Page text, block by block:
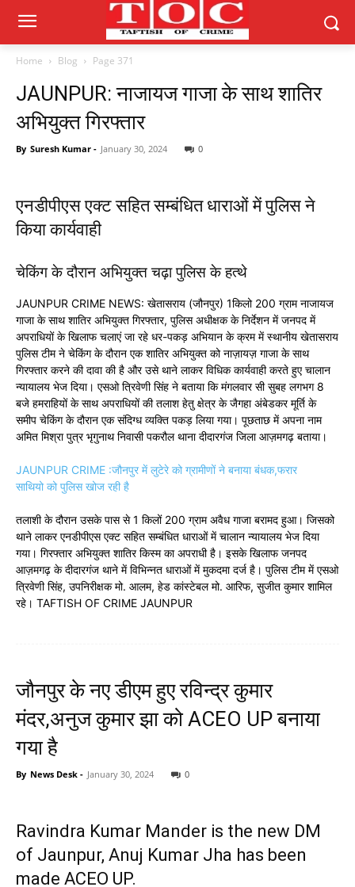
Home Blog Page 371
JAUNPUR: नाजायज गाजा के साथ शातिर
अभियुक्त गिरफ्तार
By Suresh Kumar - January 30, 2024 0
एनडीपीएस एक्ट सहित सम्बंधित धाराओं में पुलिस ने
किया कार्यवाही
चेकिंग के दौरान अभियुक्त चढ़ा पुलिस के हत्थे
JAUNPUR CRIME NEWS: खेतासराय (जौनपुर) 1किलो 200 ग्राम नाजायज
गाजा के साथ शातिर अभियुक्त गिरफ्तार, पुलिस अधीक्षक के निर्देशन में जनपद में
अपराधियों के खिलाफ चलाएं जा रहे धर-पकड़ अभियान के क्रम में स्थानीय खेतासराय
पुलिस टीम ने चेकिंग के दौरान एक शातिर अभियुक्त को नाज़ायज़ गाजा के साथ
गिरफ्तार करने की दावा की है और उसे थाने लाकर विधिक कार्यवाही करते हुए चालान
न्यायालय भेज दिया। एसओ त्रिवेणी सिंह ने बताया कि मंगलवार सी सुबह लगभग 8
बजे हमराहियों के साथ अपराधियों की तलाश हेतु क्षेत्र के जैगहा अंबेडकर मूर्ति के
समीप चेकिंग के दौरान एक संदिग्ध व्यक्ति पकड़ लिया गया। पूछताछ में अपना नाम
अमित मिश्रा पुत्र भृगुनाथ निवासी पकरौल थाना दीदारगंज जिला आज़मगढ़ बताया।
JAUNPUR CRIME :जौनपुर में लुटेरे को ग्रामीणों ने बनाया बंधक,फरार
साथियो को पुलिस खोज रही है
तलाशी के दौरान उसके पास से 1 किलों 200 ग्राम अवैध गाजा बरामद हुआ। जिसको
थाने लाकर एनडीपीएस एक्ट सहित सम्बंधित धाराओं में चालान न्यायालय भेज दिया
गया। गिरफ्तार अभियुक्त शातिर किस्म का अपराधी है। इसके खिलाफ जनपद
आज़मगढ़ के दीदारगंज थाने में विभिन्नत धाराओं में मुकदमा दर्ज है। पुलिस टीम में एसओ
त्रिवेणी सिंह, उपनिरीक्षक मो. आलम, हेड कांस्टेबल मो. आरिफ, सुजीत कुमार शामिल
रहे। TAFTISH OF CRIME JAUNPUR
जौनपुर के नए डीएम हुए रविन्द्र कुमार
मंदर,अनुज कुमार झा को ACEO UP बनाया
गया है
By News Desk - January 30, 2024 0
Ravindra Kumar Mander is the new DM
of Jaunpur, Anuj Kumar Jha has been
made ACEO UP.